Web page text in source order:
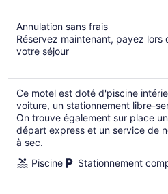
Annulation sans frais
Réservez maintenant, payez lors
votre séjour
Ce motel est doté d'piscine
voiture, un stationnement libre-
On trouve également sur place
départ express et un service de
à sec.
Piscine
Stationnement